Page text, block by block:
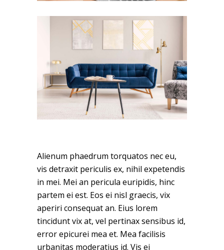
Alienum phaedrum torquatos nec eu,
vis detraxit periculis ex, nihil expetendis
in mei. Mei an pericula euripidis, hinc
partem ei est. Eos ei nisl graecis, vix
aperiri consequat an. Eius lorem
tincidunt vix at, vel pertinax sensibus id,
error epicurei mea et. Mea facilisis
urbanitas moderatius id. Vis ei